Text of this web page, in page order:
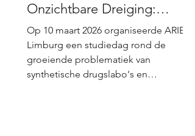
Onzichtbare Dreiging:
Synthetische Drugslabo's en
Drugsdumpingen
Op 10 maart 2026 organiseerde ARIEC
Limburg een studiedag rond de
groeiende problematiek van
synthetische drugslabo's en